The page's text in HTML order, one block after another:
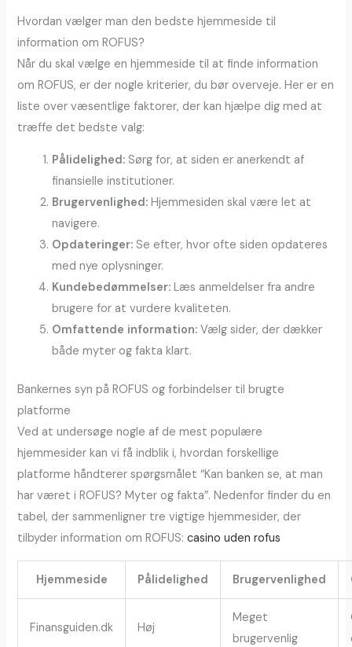
Hvordan vælger man den bedste hjemmeside til
information om ROFUS?
Når du skal vælge en hjemmeside til at finde information
om ROFUS, er der nogle kriterier, du bør overveje. Her er en
liste over væsentlige faktorer, der kan hjælpe dig med at
træffe det bedste valg:
Pålidelighed: Sørg for, at siden er anerkendt af
finansielle institutioner.
Brugervenlighed: Hjemmesiden skal være let at
navigere.
Opdateringer: Se efter, hvor ofte siden opdateres
med nye oplysninger.
Kundebedømmelser: Læs anmeldelser fra andre
brugere for at vurdere kvaliteten.
Omfattende information: Vælg sider, der dækker
både myter og fakta klart.
Bankernes syn på ROFUS og forbindelser til brugte
platforme
Ved at undersøge nogle af de mest populære
hjemmesider kan vi få indblik i, hvordan forskellige
platforme håndterer spørgsmålet “Kan banken se, at man
har været i ROFUS? Myter og fakta”. Nedenfor finder du en
tabel, der sammenligner tre vigtige hjemmesider, der
tilbyder information om ROFUS:casino uden rofus
Hjemmeside Pålidelighed Brugervenlighed
Finansguiden.dk Høj
Meget
brugervenlig